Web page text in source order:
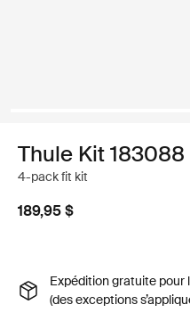
Thule Kit 183088
4-pack fit kit
189,95 $
Expédition gratuite pour
(des exceptions